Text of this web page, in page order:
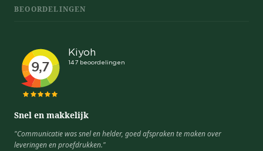
BEOORDELINGEN
Snel en makkelijk
"Communicatie was snel en helder, goed afspraken te maken over
leveringen en proefdrukken."